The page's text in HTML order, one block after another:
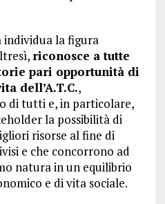
la figura
riconosce a tutte
pari opportunità di
dell’A.T.C.,
di tutti e, in particolare,
la possibilità di
risorse al fine di
e che concorrono ad
natura in un equilibrio
e di vita sociale.